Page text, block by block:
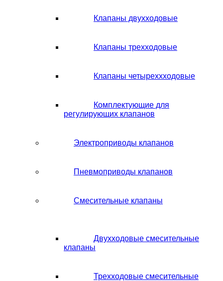
Клапаны двухходовые
Клапаны трехходовые
Клапаны четыреххходовые
Комплектующие для
регулирующих клапанов
Электроприводы клапанов
Пневмоприводы клапанов
Смесительные клапаны
Двухходовые смесительные
клапаны
Трехходовые смесительные